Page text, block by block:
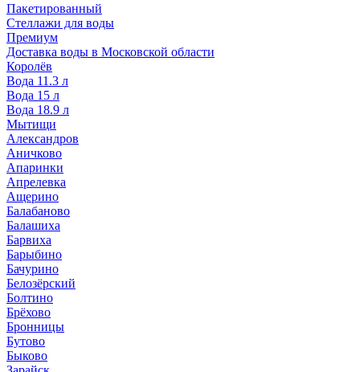
Пакетированный
Стеллажи для воды
Премиум
Доставка воды в Московской области
Королёв
Вода 11.3 л
Вода 15 л
Вода 18.9 л
Мытищи
Александров
Аничково
Апаринки
Апрелевка
Ащерино
Балабаново
Балашиха
Барвиха
Барыбино
Бачурино
Белозёрский
Болтино
Брёхово
Бронницы
Бутово
Быково